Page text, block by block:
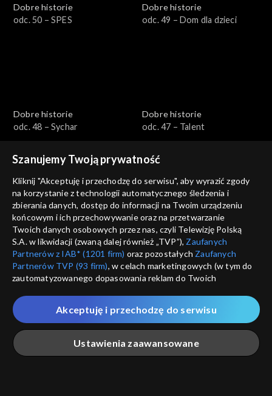
Dobre historie
odc. 50 – SPES
Dobre historie
odc. 49 – Dom dla dzieci
Dobre historie
odc. 48 – Sychar
Dobre historie
odc. 47 – Talent
Dobre historie
odc. 46 – Arka
Dobre historie
odc. 45 – Przyjaciele
seniorów
Dobre historie
odc. 44 – Fundacja Orszak
Trzech Króli
Dobre historie
odc. 43 – Wzrastanie
Szanujemy Twoją prywatność
Kliknij "Akceptuję i przechodzę do serwisu", aby wyrazić zgody
na korzystanie z technologii automatycznego śledzenia i
zbierania danych, dostęp do informacji na Twoim urządzeniu
końcowym i ich przechowywanie oraz na przetwarzanie
Twoich danych osobowych przez nas, czyli Telewizję Polską
S.A. w likwidacji (zwaną dalej również „TVP”), Zaufanych
Partnerów z IAB* (1201 firm) oraz pozostałych Zaufanych
Partnerów TVP (93 firm), w celach marketingowych (w tym do
zautomatyzowanego dopasowania reklam do Twoich
które wskazujemy poniżej, a także zgody na udostępnianie
przez nas identyfikatora PPID do Google.
Twoje dane osobowe zbierane podczas odwiedzania przez
Ciebie naszych
poszczególnych serwisówzwanych dalej
„Portalem”, w tym informacje zapisywane za pomocą
Ustawienia zaawansowane
Akceptuję i przechodzę do serwisu